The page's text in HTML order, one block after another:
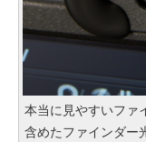
本当に見やすいファ
含めたファインダー